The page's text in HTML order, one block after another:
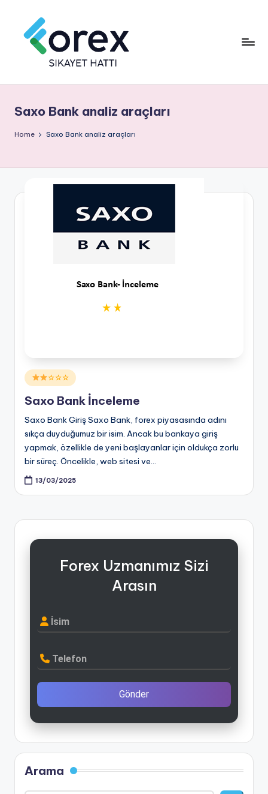
Saxo Bank analiz araçları
Home Saxo Bank analiz araçları
Posted
in
☆☆☆
Saxo Bank İnceleme
Saxo Bank Giriş Saxo Bank, forex piyasasında adını
sıkça duyduğumuz bir isim. Ancak bu bankaya giriş
yapmak, özellikle de yeni başlayanlar için oldukça zorlu
bir süreç. Öncelikle, web sitesi ve…
13/03/2025
Forex Uzmanımız Sizi
Arasın
İsim
Telefon
Gönder
Arama